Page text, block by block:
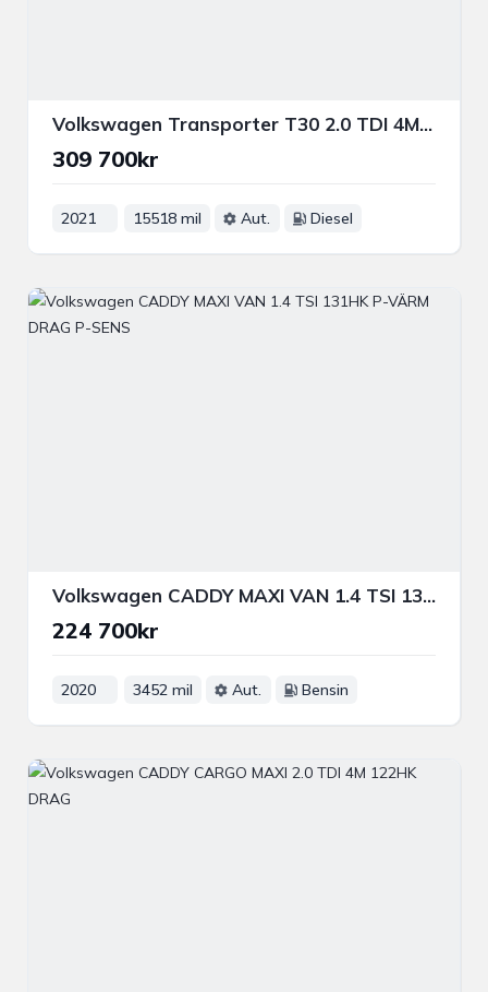
Volkswagen Transporter T30 2.0 TDI 4MOTION 150HK KOMFORT DRAG B-KAM VÄRMARE
309 700kr
2021 15518 mil Aut. Diesel
Volkswagen CADDY MAXI VAN 1.4 TSI 131HK P-VÄRM DRAG P-SENS
224 700kr
2020 3452 mil Aut. Bensin